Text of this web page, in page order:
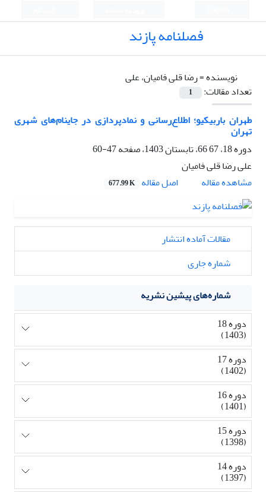
فصلنامه پازند
نویسنده =رضا قلی فامیان، علی
تعداد مقالات:
1
­­طهران باربیکیو؛ اطلاع‌رسانی و نمادپردازی در جای­نام‌های شهری
تهران
دوره 18، 67 66، تابستان 1403، صفحه
47-60
علی رضا قلی فامیان
مشاهده مقاله
اصل مقاله 677.99 K
مقالات آماده انتشار
شماره جاری
شماره‌های پیشین نشریه
دوره 18
(1403)
دوره 17
(1402)
دوره 16
(1401)
دوره 15
(1398)
دوره 14
(1397)